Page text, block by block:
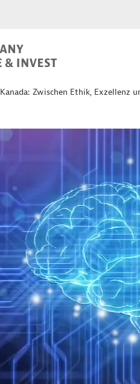
Kanada: Zwischen Ethik, Exzellenz